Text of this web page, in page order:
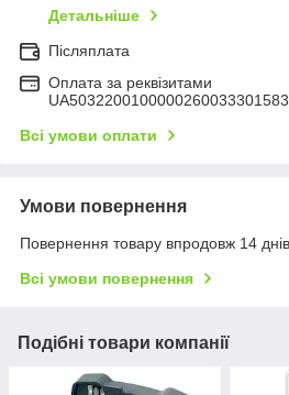
Детальніше
Післяплата
Оплата за реквізитами
Всі умови оплати
Умови повернення
Повернення товару впродовж 14
Всі умови повернення
Подібні товари компанії